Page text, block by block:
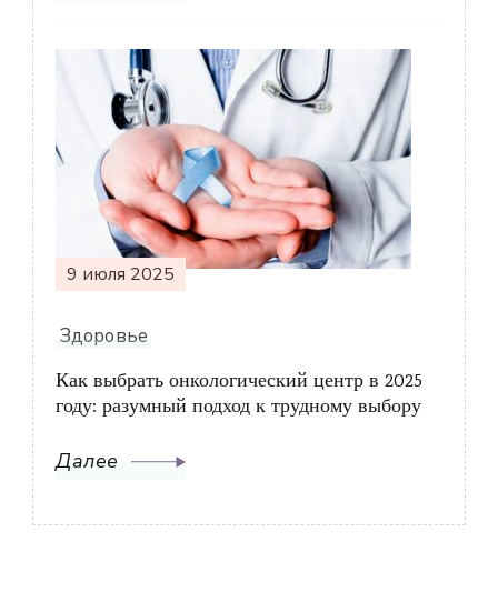
9 июля 2025
Здоровье
Как выбрать онкологический центр в 2025
году: разумный подход к трудному выбору
Далее